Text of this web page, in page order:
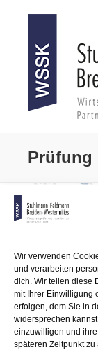
Wir verwenden
und verarbeiten
dich. Wir teilen diese
mit Ihrer Einwilligung
erfolgen, dem Sie in
widersprechen
einzuwilligen und
späteren Zeitpunkt zu
Prüfung
Prüfung
• Durchführung
•
• Umwandlungs- und